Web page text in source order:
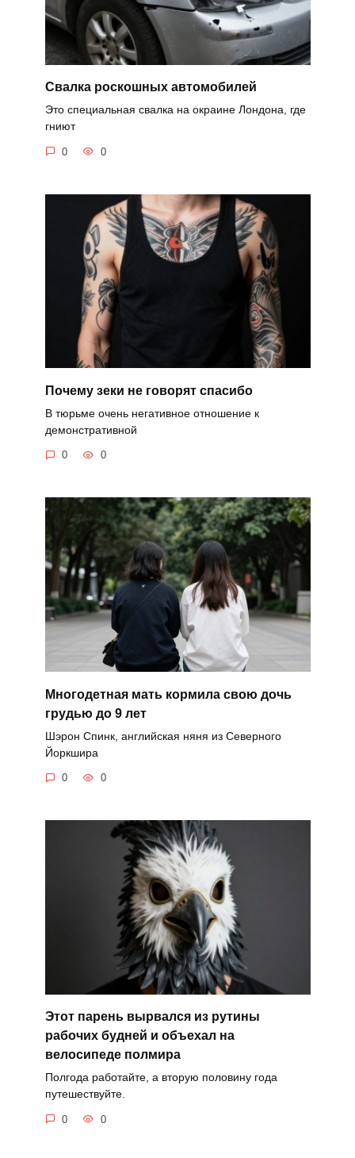
Свалка роскошных автомобилей
Это специальная свалка на окраине Лондона, где
гниют
0 0
Почему зеки не говорят спасибо
В тюрьме очень негативное отношение к
демонстративной
0 0
Многодетная мать кормила свою дочь
грудью до 9 лет
Шэрон Спинк, английская няня из Северного
Йоркшира
0 0
Этот парень вырвался из рутины
рабочих будней и объехал на
велосипеде полмира
Полгода работайте, а вторую половину года
путешествуйте.
0 0